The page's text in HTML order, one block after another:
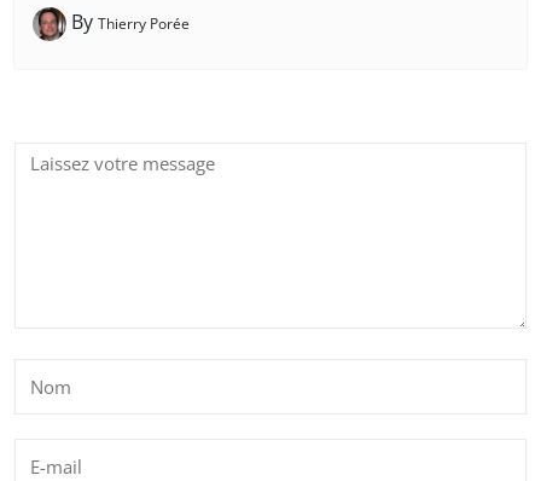
By Thierry Porée